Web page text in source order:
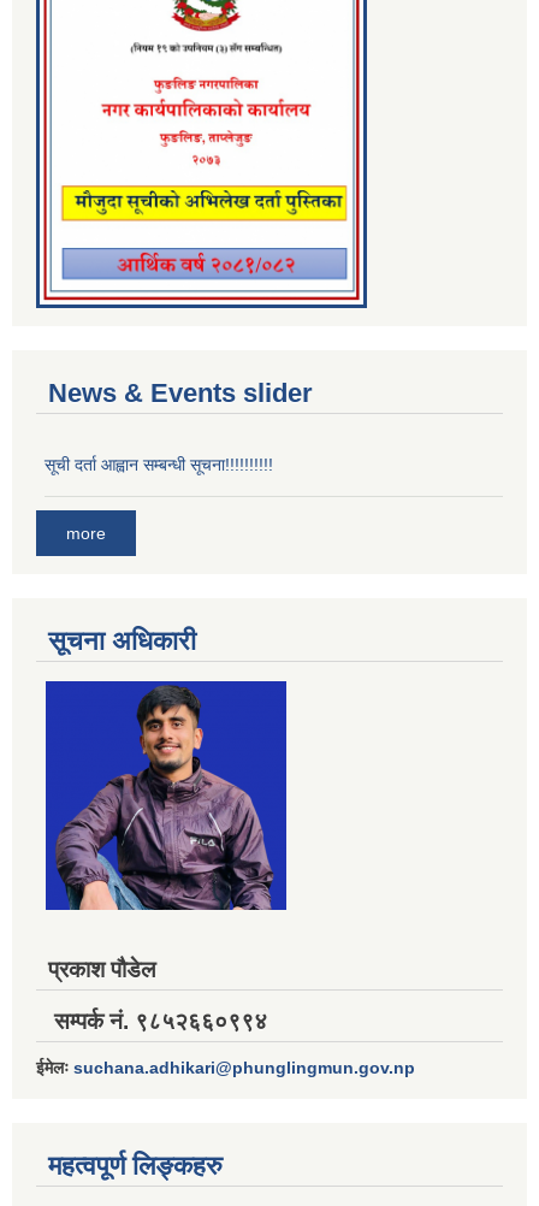
News & Events slider
सूची दर्ता आह्वान सम्बन्धी सूचना!!!!!!!!!!
more
सूचना अधिकारी
प्रकाश पौडेल
सम्पर्क नं. ९८५२६६०९९४
ईमेलः suchana.adhikari@phunglingmun.gov.np
महत्वपूर्ण लिङ्कहरु